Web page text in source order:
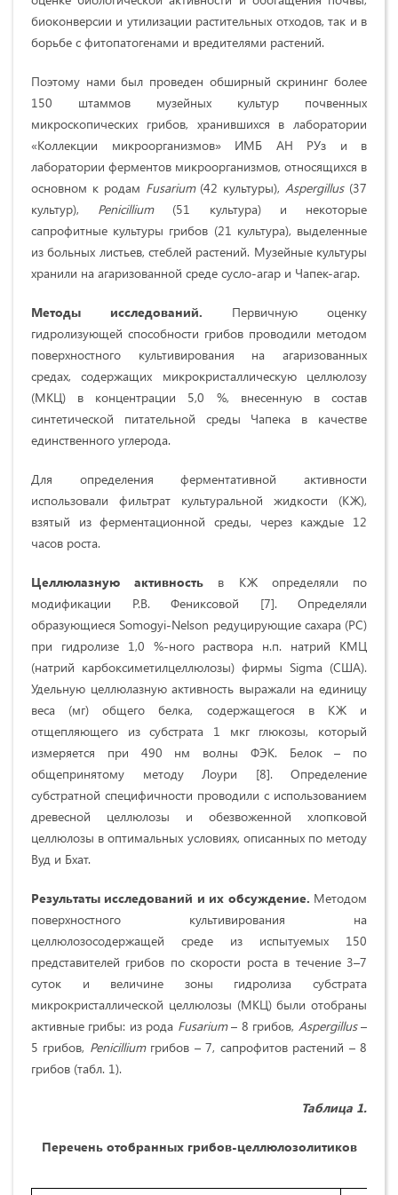
биоконверсии и утилизации растительных отходов, так и в
борьбе с фитопатогенами и вредителями растений.
Поэтому нами был проведен обширный скрининг более
150 штаммов музейных культур почвенных
микроскопических грибов, хранившихся в лаборатории
«Коллекции микроорганизмов» ИМБ АН РУз и в
лаборатории ферментов микроорганизмов, относящихся в
основном к родам Fusarium (42 культуры), Aspergillus (37
культур), Penicillium (51 культура)
и некоторые
сапрофитные культуры грибов (21 культура), выделенные
из больных листьев, стеблей растений. Музейные культуры
хранили на агаризованной среде сусло-агар и Чапек-агар.
Методы исследований. Первичную оценку
гидролизующей способности грибов проводили методом
поверхностного культивирования на агаризованных
средах, содержащих микрокристаллическую целлюлозу
(МКЦ) в концентрации 5,0 %, внесенную в состав
синтетической питательной среды Чапека в качестве
единственного углерода.
Для определения ферментативной активности
использовали фильтрат культуральной жидкости (КЖ),
взятый из ферментационной среды, через каждые 12
часов роста.
Целлюлазную активность в КЖ определяли по
модификации Р.В. Фениксовой [7]. Определяли
образующиеся Somogyi-Nelson редуцирующие сахара (РС)
при гидролизе 1,0 %-ного раствора н.п. натрий КМЦ
(натрий карбоксиметилцеллюлозы) фирмы Sigma (США).
Удельную целлюлазную активность выражали на единицу
веса (мг) общего белка, содержащегося в КЖ и
отщепляющего из субстрата 1 мкг глюкозы, который
измеряется при 490 нм волны ФЭК. Белок – по
общепринятому методу Лоури [8]. Определение
субстратной специфичности проводили с использованием
древесной целлюлозы и обезвоженной хлопковой
целлюлозы в оптимальных условиях, описанных по методу
Вуд и Бхат.
Результаты исследований и их обсуждение. Методом
поверхностного культивирования на
целлюлозосодержащей среде из испытуемых 150
представителей грибов по скорости роста в течение 3–7
суток и величине зоны гидролиза субстрата
микрокристаллической целлюлозы (МКЦ) были отобраны
активные грибы: из рода Fusarium– 8 грибов, Aspergillus–
5 грибов, Penicilliumгрибов – 7, сапрофитов растений – 8
грибов (табл. 1).
Таблица 1.
Перечень отобранных грибов-целлюлозолитиков